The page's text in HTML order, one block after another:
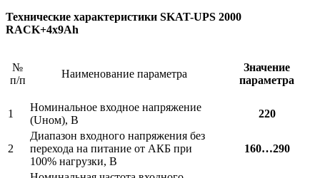
Технические характеристики SKAT-UPS 2000
RACK+4x9Ah
№
п/п
Наименование параметра
Значение
параметра
1
Номинальное входное напряжение
(Uном), В
220
2
Диапазон входного напряжения без
перехода на питание от АКБ при
100% нагрузки, В
160…290